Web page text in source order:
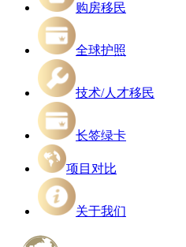
购房移民
全球护照
技术/人才移民
长签绿卡
项目对比
关于我们